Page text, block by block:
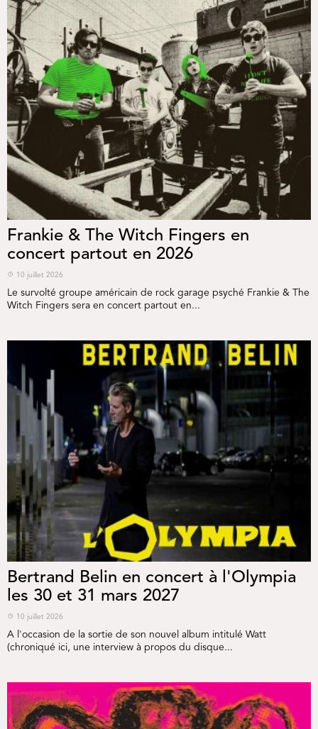
Frankie & The Witch Fingers en
concert partout en 2026
10 juillet 2026
Le survolté groupe américain de rock garage psyché Frankie & The
Witch Fingers sera en concert partout en...
Bertrand Belin en concert à l'Olympia
les 30 et 31 mars 2027
10 juillet 2026
A l'occasion de la sortie de son nouvel album intitulé Watt
(chroniqué ici, une interview à propos du disque...